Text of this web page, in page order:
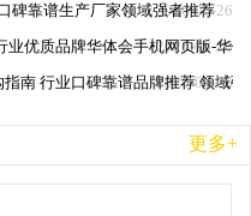
2026-06-26
碑靠谱生产厂家领域强者推荐
2026-06-26
业优质品牌华体会手机网页版-华
2026-06-26
南 行业口碑靠谱品牌推荐 领域
更多+